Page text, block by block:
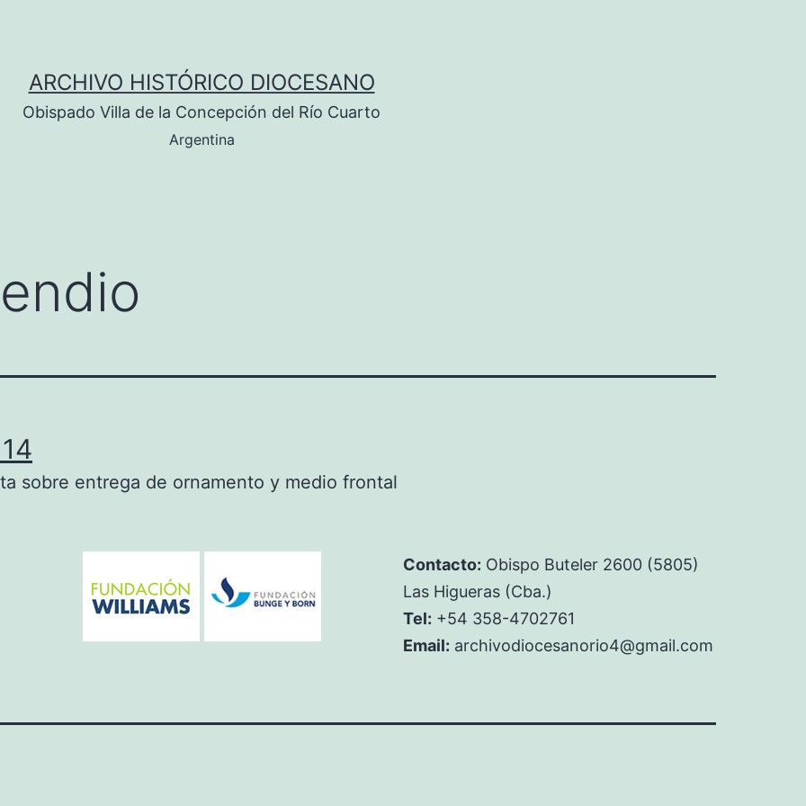
ARCHIVO HISTÓRICO DIOCESANO
Obispado Villa de la Concepción del Río Cuarto
Argentina
sobre entrega de ornamento y medio frontal
Contacto: Obispo Buteler 2600 (5805)
Las Higueras (Cba.)
Tel: +54 358-4702761
Email: archivodiocesanorio4@gmail.com